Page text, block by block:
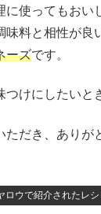
に使ってもおい
料と相性が良
ーズです。
つけにしたいと
ただき、ありが
ロウで紹介されたレシ